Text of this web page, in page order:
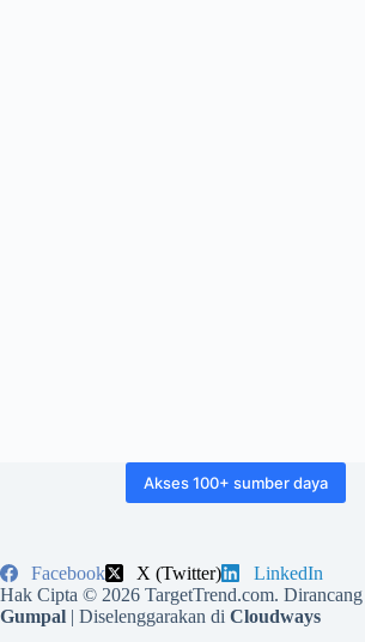
Akses 100+ sumber daya
Facebook X (Twitter)
LinkedIn
Hak Cipta © 2026 TargetTrend.com. Dirancang
Gumpal | Diselenggarakan di Cloudways